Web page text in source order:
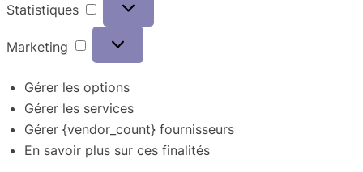
Statistiques
Marketing
Gérer les options
Gérer les services
Gérer {vendor_count} fournisseurs
En savoir plus sur ces finalités